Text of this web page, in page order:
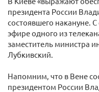
президента России
состоявшего накануне.
эфире одного из
заместитель министра
Лубкивский.
Напомним, что в Вене
президентом России